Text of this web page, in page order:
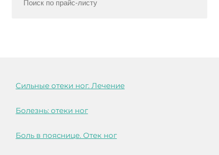
Cильные отеки ног. Лечение
Болезнь: отеки ног
Боль в пояснице. Отек ног